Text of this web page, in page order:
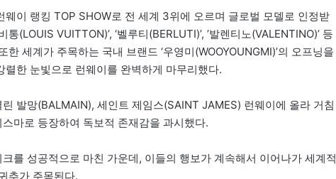
웨이 랭킹 TOP SHOW로 전 세계 3위에 오르며 글로벌 모델로 인정받
(LOUIS VUITTON)’, ‘벨루티(BERLUTI)’, ’발렌티노(VALENTINO)’ 등
세계가 주목하는 국내 브랜드 ‘우영미(WOOYOUNGMI)’의 오프닝을
한 눈빛으로 런웨이를 완벽하게 마무리했다.
발망(BALMAIN), 세인트 제임스(SAINT JAMES) 런웨이에 올라 거침
마로 등장하여 독보적 존재감을 과시했다.
를 성공적으로 마친 가운데, 이들의 행보가 계속해서 이어나가 세계적
추가 주목된다.